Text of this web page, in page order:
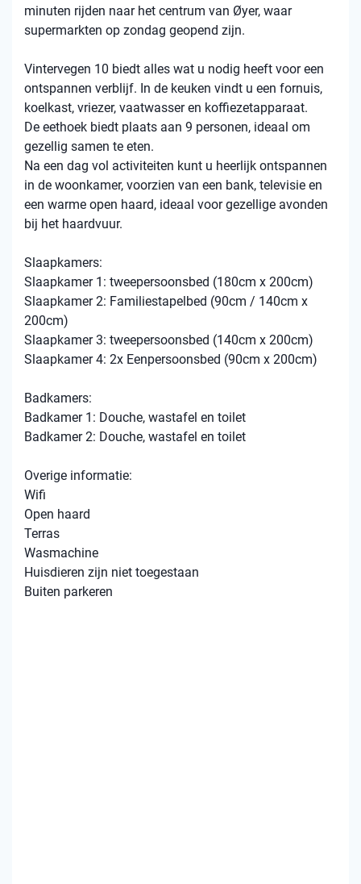
minuten rijden naar het centrum van Øyer, waar
supermarkten op zondag geopend zijn.
Vintervegen 10 biedt alles wat u nodig heeft voor een
ontspannen verblijf. In de keuken vindt u een fornuis,
koelkast, vriezer, vaatwasser en koffiezetapparaat.
De eethoek biedt plaats aan 9 personen, ideaal om
gezellig samen te eten.
Na een dag vol activiteiten kunt u heerlijk ontspannen
in de woonkamer, voorzien van een bank, televisie en
een warme open haard, ideaal voor gezellige avonden
bij het haardvuur.
Slaapkamers:
Slaapkamer 1: tweepersoonsbed (180cm x 200cm)
Slaapkamer 2: Familiestapelbed (90cm / 140cm x
200cm)
Slaapkamer 3: tweepersoonsbed (140cm x 200cm)
Slaapkamer 4: 2x Eenpersoonsbed (90cm x 200cm)
Badkamers:
Badkamer 1: Douche, wastafel en toilet
Badkamer 2: Douche, wastafel en toilet
Overige informatie:
Wifi
Open haard
Terras
Wasmachine
Huisdieren zijn niet toegestaan
Buiten parkeren